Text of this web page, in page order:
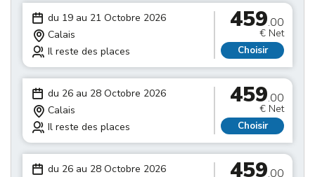
du 19 au 21 Octobre 2026
Calais
Il reste des places
459.00
€ Net
Choisir
du 26 au 28 Octobre 2026
Calais
Il reste des places
459.00
€ Net
Choisir
du 26 au 28 Octobre 2026
459.00